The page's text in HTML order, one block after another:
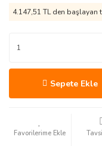
4.147,51 TL den başlayan
Sepete Ekle